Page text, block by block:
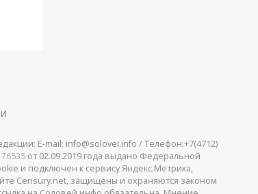
E-mail: info@solovei.info / Телефон:+7(4712)
от 02.09.2019 года выдано Федеральной
и подключен к сервису Яндекс.Метрика,
Censury.net, защищены и охраняются законом